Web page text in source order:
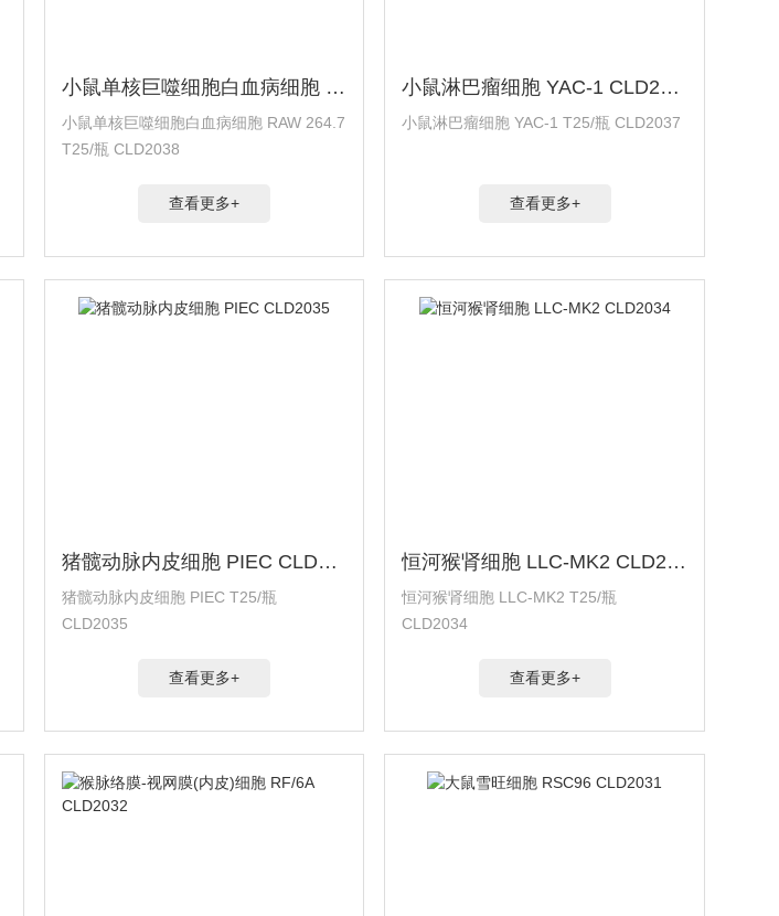
小鼠单核巨噬细胞白血病细胞 RAW 264.7 CLD2038
小鼠单核巨噬细胞白血病细胞 RAW 264.7
T25/瓶 CLD2038
查看更多+
小鼠淋巴瘤细胞 YAC-1 CLD2037
小鼠淋巴瘤细胞 YAC-1 T25/瓶 CLD2037
查看更多+
猪髋动脉内皮细胞 PIEC CLD2035
猪髋动脉内皮细胞 PIEC T25/瓶
CLD2035
查看更多+
恒河猴肾细胞 LLC-MK2 CLD2034
恒河猴肾细胞 LLC-MK2 T25/瓶
CLD2034
查看更多+